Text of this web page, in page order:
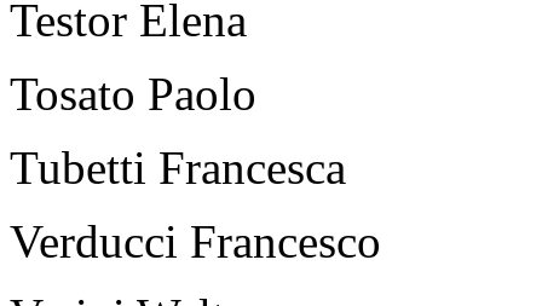
Testor Elena
Tosato Paolo
Tubetti Francesca
Verducci Francesco